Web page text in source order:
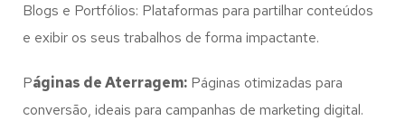
Blogs e Portfólios: Plataformas para partilhar conteúdos
e exibir os seus trabalhos de forma impactante.
Páginas de Aterragem: Páginas otimizadas para
conversão, ideais para campanhas de marketing digital.